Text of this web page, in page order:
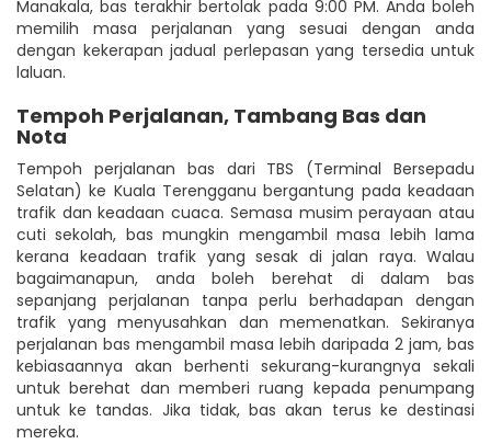
Manakala, bas terakhir bertolak pada 9:00 PM. Anda boleh
memilih masa perjalanan yang sesuai dengan anda
dengan kekerapan jadual perlepasan yang tersedia untuk
laluan.
Tempoh Perjalanan, Tambang Bas dan
Nota
Tempoh perjalanan bas dari TBS (Terminal Bersepadu
Selatan) ke Kuala Terengganu bergantung pada keadaan
trafik dan keadaan cuaca. Semasa musim perayaan atau
cuti sekolah, bas mungkin mengambil masa lebih lama
kerana keadaan trafik yang sesak di jalan raya. Walau
bagaimanapun, anda boleh berehat di dalam bas
sepanjang perjalanan tanpa perlu berhadapan dengan
trafik yang menyusahkan dan memenatkan. Sekiranya
perjalanan bas mengambil masa lebih daripada 2 jam, bas
kebiasaannya akan berhenti sekurang-kurangnya sekali
untuk berehat dan memberi ruang kepada penumpang
untuk ke tandas. Jika tidak, bas akan terus ke destinasi
mereka.